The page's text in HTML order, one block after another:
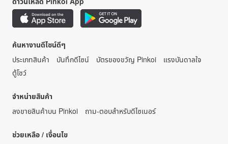
ค้นหางานดีไซน์ดีๆ
ประเภทสินค้า
บันทึกดีไซน์ บัตรของขวัญ Pinkoi
แรงบันดาลใจ
ตู้โชว์
จำหน่ายสินค้า
ลงขายสินค้าบน Pinkoi
ถาม-ตอบสำหรับดีไซเนอร์
ช่วยเหลือ / เงื่อนไข